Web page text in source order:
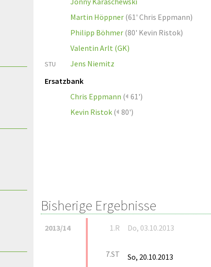
Martin Höppner (61' Chris Eppmann)
Philipp Böhmer (80' Kevin Ristok)
Valentin Arlt (GK)
STU
Jens Niemitz
Ersatzbank
Chris Eppmann ( 61')
Kevin Ristok ( 80')
Bisherige Ergebnisse
2013/14 1.R Do, 03.10.2013
7.ST So, 20.10.2013